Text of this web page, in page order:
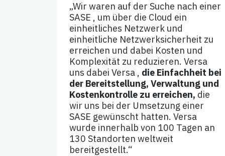
„Wir waren auf der Suche nach einer
SASE , um über die Cloud ein
einheitliches Netzwerk und
einheitliche Netzwerksicherheit zu
erreichen und dabei Kosten und
Komplexität zu reduzieren. Versa
uns dabei Versa , die Einfachheit bei
der Bereitstellung, Verwaltung und
Kostenkontrolle zu erreichen, die
wir uns bei der Umsetzung einer
SASE gewünscht hatten. Versa
wurde innerhalb von 100 Tagen an
130 Standorten weltweit
bereitgestellt.“